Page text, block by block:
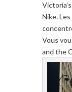
Nike.
Vous
and the